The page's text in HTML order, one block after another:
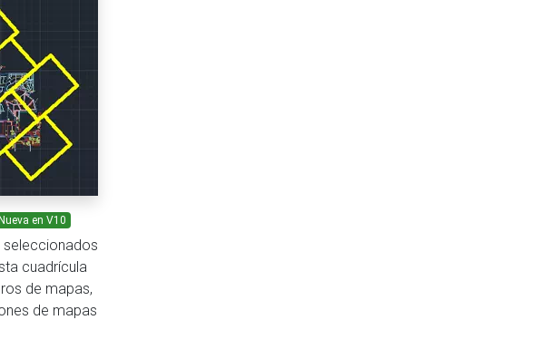
Nueva en V10
seleccionados
cuadrícula
de mapas,
de mapas